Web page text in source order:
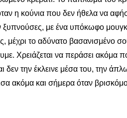
η κούνια που δεν ήθελα να
ξυπνούσες, με ένα υπόκωφο
το αδύνατο βασανισμένο
Χρειάζεται να περάσει ακόμα
την έκλεινε μέσα του, την
ακόμα και σήμερα όταν